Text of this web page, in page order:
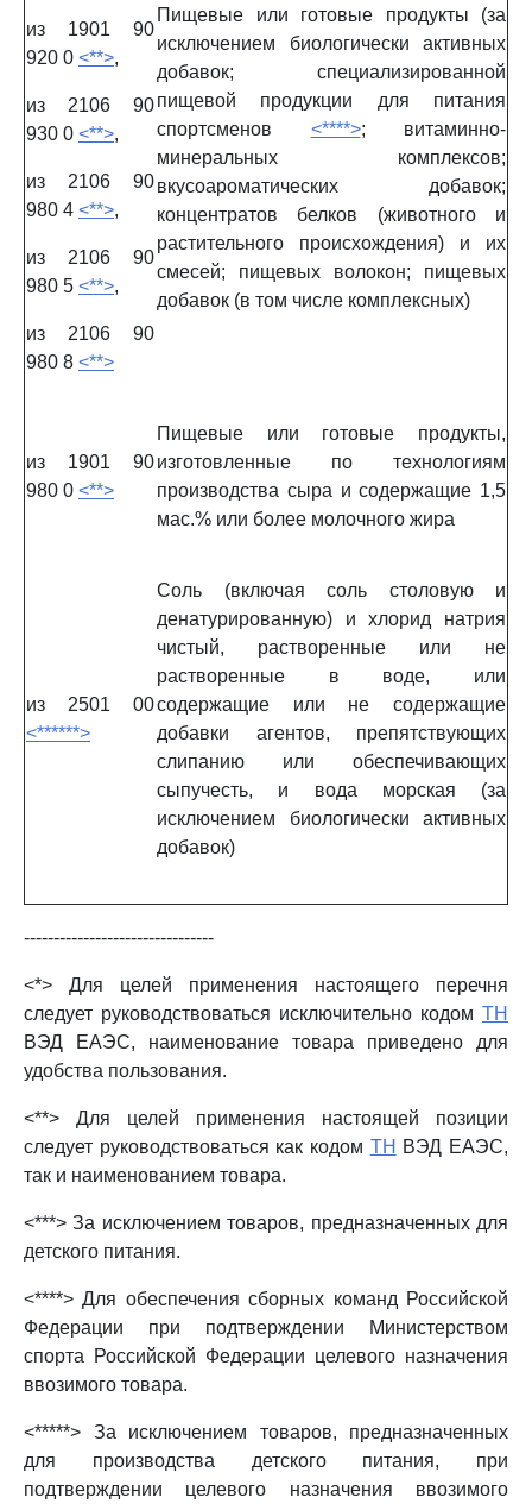
из 1901 90
920 0 <**>,
из 2106 90
930 0 <**>,
из 2106 90
980 4 <**>,
из 2106 90
980 5 <**>,
из 2106 90
980 8 <**>
Пищевые или готовые продукты (за
исключением биологически активных
добавок; специализированной
пищевой продукции для питания
спортсменов <****>; витаминно-
минеральных комплексов;
вкусоароматических добавок;
концентратов белков (животного и
растительного происхождения) и их
смесей; пищевых волокон; пищевых
добавок (в том числе комплексных)
из 1901 90
980 0 <**>
Пищевые или готовые продукты,
изготовленные по технологиям
производства сыра и содержащие 1,5
мас.% или более молочного жира
из 2501 00
<******>
Соль (включая соль столовую и
денатурированную) и хлорид натрия
чистый, растворенные или не
растворенные в воде, или
содержащие или не содержащие
добавки агентов, препятствующих
слипанию или обеспечивающих
сыпучесть, и вода морская (за
исключением биологически активных
добавок)
--------------------------------
<*> Для целей применения настоящего перечня
следует руководствоваться исключительно кодом ТН
ВЭД ЕАЭС, наименование товара приведено для
удобства пользования.
<**> Для целей применения настоящей позиции
следует руководствоваться как кодом ТН ВЭД ЕАЭС,
так и наименованием товара.
<***> За исключением товаров, предназначенных для
детского питания.
<****> Для обеспечения сборных команд Российской
Федерации при подтверждении Министерством
спорта Российской Федерации целевого назначения
ввозимого товара.
<*****> За исключением товаров, предназначенных
для производства детского питания, при
подтверждении целевого назначения ввозимого